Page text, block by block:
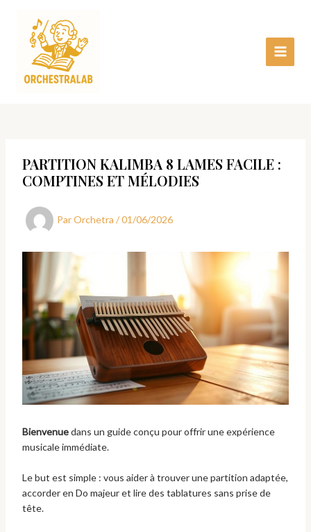
contenu
Menu
PARTITION KALIMBA 8 LAMES FACILE :
COMPTINES ET MÉLODIES
ParOrchetra /01/06/2026
Bienvenuedans un guide conçu pour offrir une expérience
musicale immédiate.
Le but est simple : vous aider à trouver une partition adaptée,
accorder en Do majeur et lire des tablatures sans prise de
tête.